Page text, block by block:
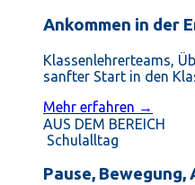
Ankommen in der
Klassenlehrerteams,
sanfter Start in den
Mehr erfahren →
AUS DEM BEREICH
Schulalltag
Pause, Bewegung,